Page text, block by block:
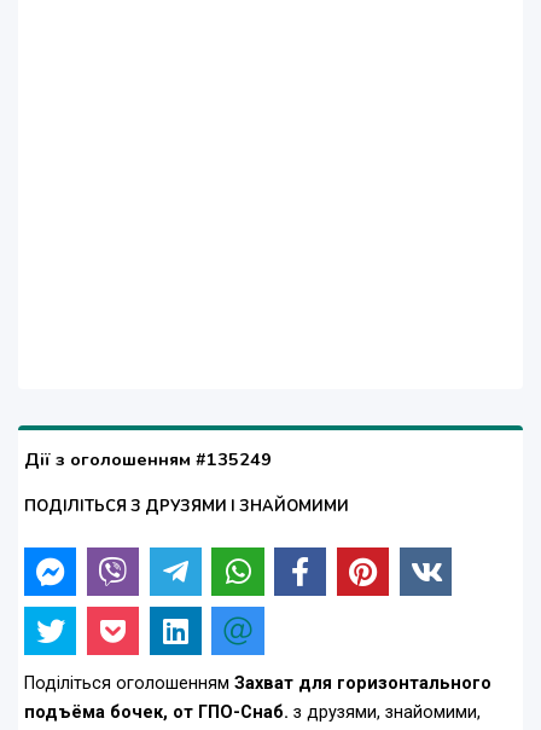
Дії з оголошенням #135249
ПОДІЛІТЬСЯ З ДРУЗЯМИ І ЗНАЙОМИМИ
Поділіться оголошенням Захват для горизонтального
подъёма бочек, от ГПО-Снаб. з друзями, знайомими,